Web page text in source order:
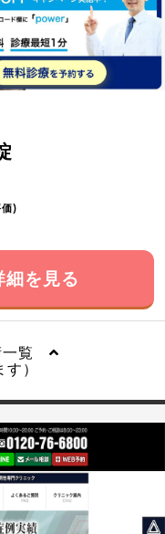
)
を見る
一覧
）